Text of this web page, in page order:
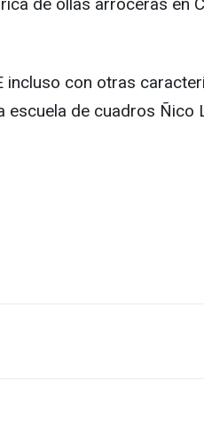
con otras
escuela de cuadros